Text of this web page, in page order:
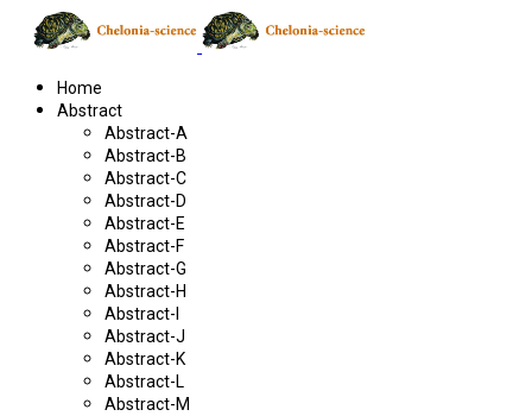
Home
Abstract
Abstract-A
Abstract-B
Abstract-C
Abstract-D
Abstract-E
Abstract-F
Abstract-G
Abstract-H
Abstract-I
Abstract-J
Abstract-K
Abstract-L
Abstract-M